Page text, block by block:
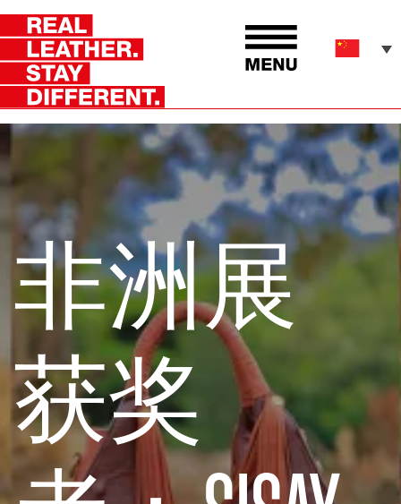
非洲展
获奖